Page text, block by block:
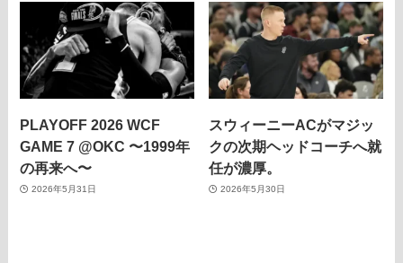
PLAYOFF 2026 WCF
GAME 7 @OKC 〜1999年
の再来へ〜
2026年5月31日
スウィーニーACがマジッ
クの次期ヘッドコーチへ就
任が濃厚。
2026年5月30日